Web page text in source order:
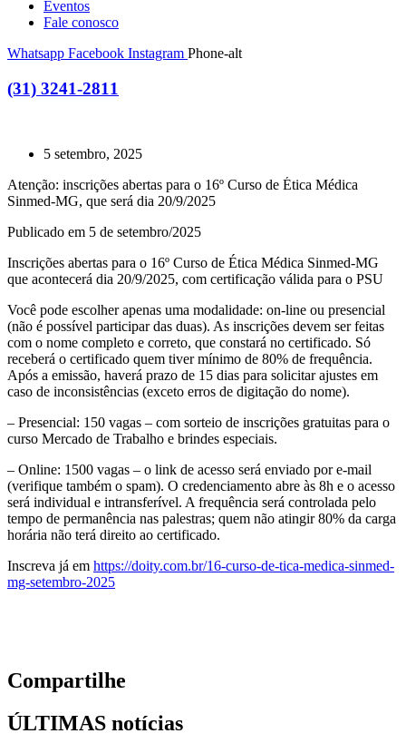
Eventos
Fale conosco
Whatsapp Facebook Instagram Phone-alt
(31) 3241-2811
5 setembro, 2025
Atenção: inscrições abertas para o 16º Curso de Ética Médica
Sinmed-MG, que será dia 20/9/2025
Publicado em 5 de setembro/2025
Inscrições abertas para o 16º Curso de Ética Médica Sinmed-MG
que acontecerá dia 20/9/2025, com certificação válida para o PSU
Você pode escolher apenas uma modalidade: on-line ou presencial
(não é possível participar das duas). As inscrições devem ser feitas
com o nome completo e correto, que constará no certificado. Só
receberá o certificado quem tiver mínimo de 80% de frequência.
Após a emissão, haverá prazo de 15 dias para solicitar ajustes em
caso de inconsistências (exceto erros de digitação do nome).
– Presencial: 150 vagas – com sorteio de inscrições gratuitas para o
curso Mercado de Trabalho e brindes especiais.
– Online: 1500 vagas – o link de acesso será enviado por e-mail
(verifique também o spam). O credenciamento abre às 8h e o acesso
será individual e intransferível. A frequência será controlada pelo
tempo de permanência nas palestras; quem não atingir 80% da carga
horária não terá direito ao certificado.
Inscreva já em https://doity.com.br/16-curso-de-tica-medica-sinmed-
mg-setembro-2025
Compartilhe
ÚLTIMAS notícias